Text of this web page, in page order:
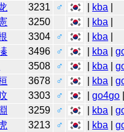
3231 ♂ kba
3250 kba
3304 ♂ kba
3496 ♂ kba |
3508 ♂ kba |
3678 ♂ kba |
3303 ♂ |go4go
3259 ♂ kba |
3213 ♂ kba |